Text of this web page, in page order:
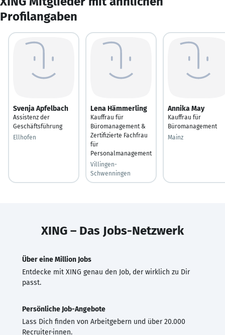
Profilangaben
Svenja Apfelbach
Assistenz der
Geschäftsführung
Ellhofen
Lena Hämmerling
Kauffrau für
Büromanagement &
Zertifizierte Fachfrau
für
Personalmanagement
Villingen-
Schwenningen
Annika May
Kauffrau für
Büromanagement
Mainz
XING – Das Jobs-Netzwerk
Über eine Million Jobs
Entdecke mit XING genau den Job, der wirklich zu Dir
passt.
Persönliche Job-Angebote
Lass Dich finden von Arbeitgebern und über 20.000
Recruiter·innen.